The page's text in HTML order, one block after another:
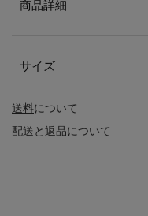
送料について
配送と返品について
商品詳細
サイズ